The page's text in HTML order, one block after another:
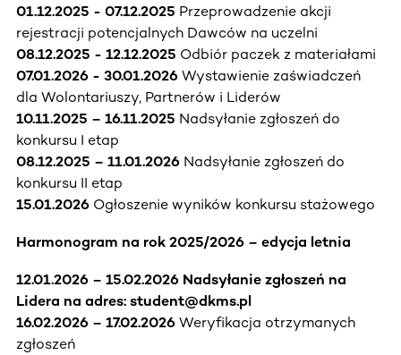
01.12.2025 - 07.12.2025 Przeprowadzenie akcji
rejestracji potencjalnych Dawców na uczelni
08.12.2025 - 12.12.2025 Odbiór paczek z materiałami
07.01.2026 - 30.01.2026 Wystawienie zaświadczeń
dla Wolontariuszy, Partnerów i Liderów
10.11.2025 – 16.11.2025 Nadsyłanie zgłoszeń do
konkursu I etap
08.12.2025 – 11.01.2026 Nadsyłanie zgłoszeń do
konkursu II etap
15.01.2026 Ogłoszenie wyników konkursu stażowego
Harmonogram na rok 2025/2026 – edycja letnia
12.01.2026 – 15.02.2026 Nadsyłanie zgłoszeń na
Lidera na adres: student@dkms.pl
16.02.2026 – 17.02.2026 Weryfikacja otrzymanych
zgłoszeń